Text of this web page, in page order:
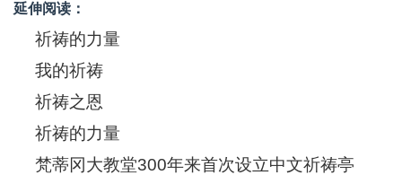
延伸阅读：
祈祷的力量
我的祈祷
祈祷之恩
祈祷的力量
梵蒂冈大教堂300年来首次设立中文祈祷亭